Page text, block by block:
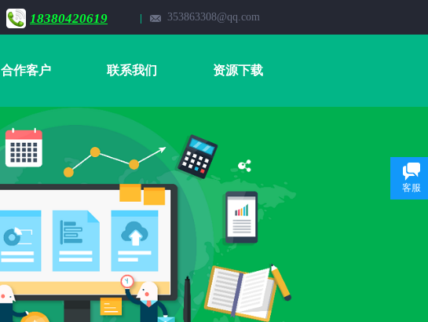
18380420619 353863308@qq.com
合作客户 联系我们 资源下载
客服